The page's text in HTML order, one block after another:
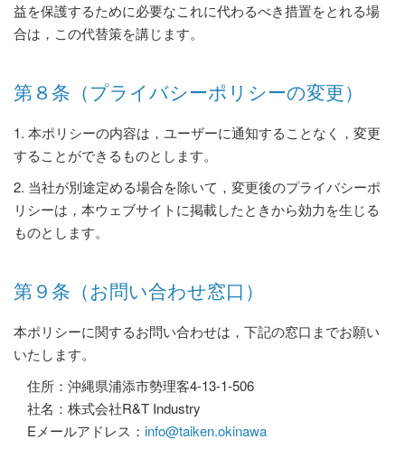
益を保護するために必要なこれに代わるべき措置をとれる場
合は，この代替策を講じます。
第８条（プライバシーポリシーの変更）
1. 本ポリシーの内容は，ユーザーに通知することなく，変更
することができるものとします。
2. 当社が別途定める場合を除いて，変更後のプライバシーポ
リシーは，本ウェブサイトに掲載したときから効力を生じる
ものとします。
第９条（お問い合わせ窓口）
本ポリシーに関するお問い合わせは，下記の窓口までお願い
いたします。
住所：沖縄県浦添市勢理客4-13-1-506
社名：株式会社R&T Industry
Eメールアドレス： info@taiken.okinawa